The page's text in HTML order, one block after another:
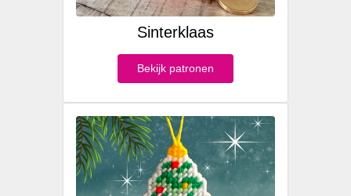
Sinterklaas
Bekijk patronen